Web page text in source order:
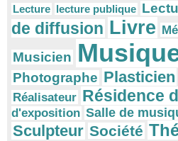
Lecture lecture publique
de diffusion Livre
Musicien
Photographe Plasticien
Réalisateur Résidence
d'exposition Salle de
Sculpteur Société